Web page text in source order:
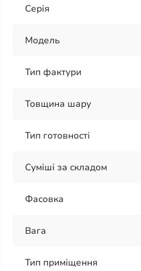
Серія
Модель
Тип фактури
Товщина шару
Тип готовності
Суміші за складом
Фасовка
Вага
Тип приміщення